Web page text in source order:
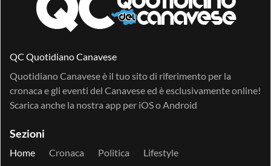
QC Quotidiano Canavese
Quotidiano Canavese è il tuo sito di riferimento per la
cronaca e gli eventi del Canavese ed è esclusivamente online!
Scarica anche la nostra app per iOSo Android
Sezioni
Home Cronaca Politica
Lifestyle